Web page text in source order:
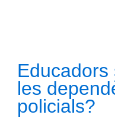
Educadors
les
policials?